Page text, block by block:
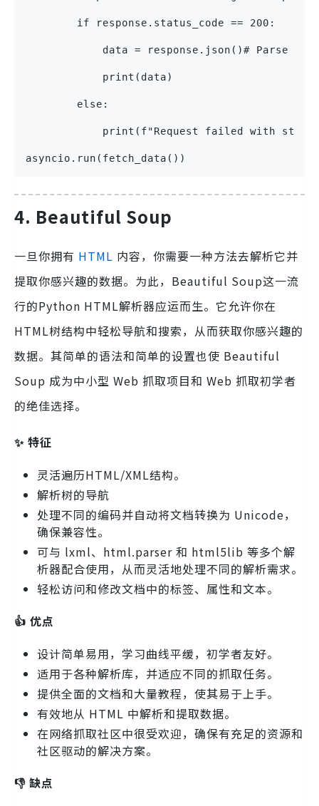
        if response.status_code == 200:
data = response.json()# Parse
            print(data)
        else:
print(f"Request failed with
asyncio.run(fetch_data())
4. Beautiful Soup
一旦你拥有 HTML 内容，你需要一种方法去解析它并
提取你感兴趣的数据。为此，Beautiful Soup这一流
行的Python HTML解析器应运而生。它允许你在
HTML树结构中轻松导航和搜索，从而获取你感兴趣的
数据。其简单的语法和简单的设置也使 Beautiful
Soup 成为中小型 Web 抓取项目和 Web 抓取初学者
的绝佳选择。
✨ 特征
灵活遍历HTML/XML结构。
解析树的导航
处理不同的编码并自动将文档转换为 Unicode，
确保兼容性。
可与 lxml、html.parser 和 html5lib 等多个解
析器配合使用，从而灵活地处理不同的解析需求。
轻松访问和修改文档中的标签、属性和文本。
👍 优点
设计简单易用，学习曲线平缓，初学者友好。
适用于各种解析库，并适应不同的抓取任务。
提供全面的文档和大量教程，使其易于上手。
有效地从 HTML 中解析和提取数据。
在网络抓取社区中很受欢迎，确保有充足的资源和
社区驱动的解决方案。
👎 缺点